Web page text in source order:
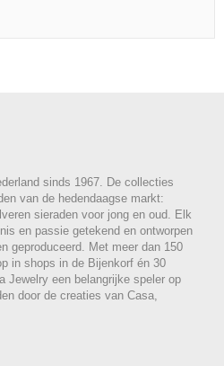
sinds 1967. De collecties
van de hedendaagse markt:
sieraden voor jong en oud. Elk
en passie getekend en ontworpen
geproduceerd. Met meer dan 150
in shops in de Bijenkorf én 30
Jewelry een belangrijke speler op
door de creaties van Casa,